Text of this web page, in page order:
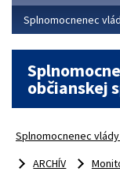
Splnomocnenec
občianskej
Splnomocnenec
ARCHÍV